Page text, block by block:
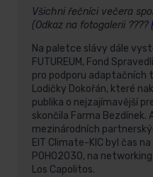
Všichni řečníci večera
(Odkaz na fotogalerii ????
Na paletce slávy dále
FUTUREUM, Fond
pro podporu adaptačních
Lodičky Dokořán, které
publika o nejzajímavější
skončila Farma Bezdínek.
mezinárodních
EIT Climate-KIC byl čas
POHO2030, na
Los Capolitos.